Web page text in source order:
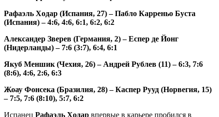
Рафаэль Ходар (Испания, 27) – Пабло Карреньо Буста
(Испания) – 4:6, 4:6, 6:1, 6:2, 6:2
Александер Зверев (Германия, 2) – Еспер де Йонг
(Нидерланды) – 7:6 (3:7), 6:4, 6:1
Якуб Меншик (Чехия, 26) – Андрей Рублев (11) – 6:3, 7:6
(8:6), 4:6, 2:6, 6:3
Жоау Фонсека (Бразилия, 28) – Каспер Рууд (Норвегия, 15)
– 7:5, 7:6 (8:10), 5:7, 6:2
Испанец Рафаэль Ходар впервые в карьере пробился в